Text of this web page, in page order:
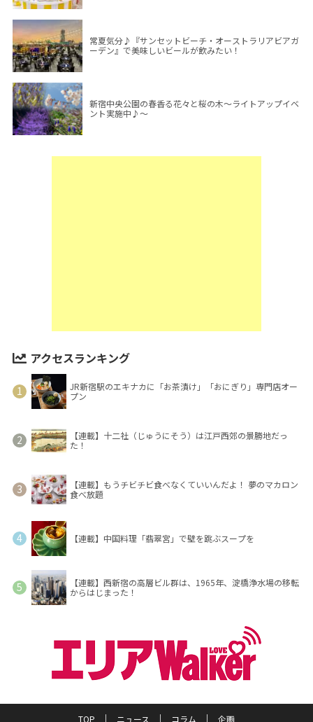
常夏気分♪『サンセットビーチ・オーストラリアビアガ
ーデン』で美味しいビールが飲みたい！
新宿中央公園の春香る花々と桜の木～ライトアップイベ
ント実施中♪～
アクセスランキング
JR新宿駅のエキナカに「お茶漬け」「おにぎり」専門店オー
プン
【連載】十二社（じゅうにそう）は江戸西郊の景勝地だっ
た！
【連載】もうチビチビ食べなくていいんだよ！ 夢のマカロン
食べ放題
【連載】中国料理「翡翠宮」で壁を跳ぶスープを
【連載】西新宿の高層ビル群は、1965年、淀橋浄水場の移転
からはじまった！
TOP ニュース コラム 企画